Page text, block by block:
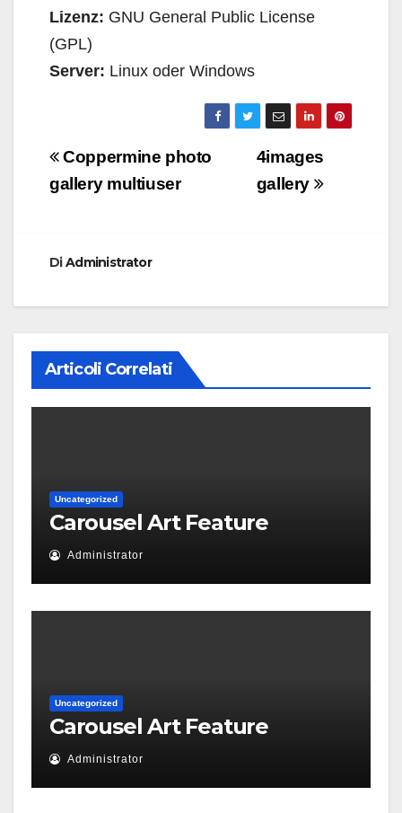
Lizenz: GNU General Public License
(GPL)
Server: Linux oder Windows
Navigazione
articoli
4images
gallery
Coppermine photo
gallery multiuser
DiAdministrator
Articoli Correlati
Uncategorized
Carousel Art Feature
Administrator
Uncategorized
Carousel Art Feature
Administrator